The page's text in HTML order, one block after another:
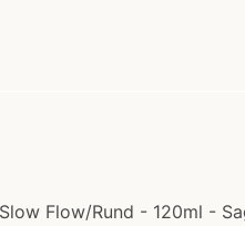
Flow/Rund - 120ml -